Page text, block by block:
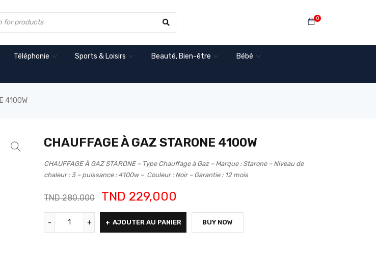
0
Téléphonie Sports & Loisirs Beauté, Bien-être
Bébé
4100W
CHAUFFAGE À GAZ STARONE 4100W
CHAUFFAGE À GAZ STARONE – Type Chauffage à Gaz – Marque : Starone – Niveau de
chaleur : 3 – puissance : 4100w – Couleur : Noir – Garantie : 12 mois
TND280,000 TND 229,000
AJOUTER AU PANIER BUY NOW